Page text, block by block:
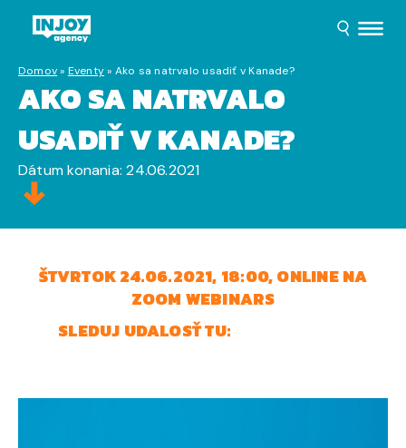
Domov» Eventy» Ako sa natrvalo usadiť v Kanade?
AKO SA NATRVALO
USADIŤ V KANADE?
Dátum konania: 24.06.2021
ŠTVRTOK 24.06.2021, 18:00, ONLINE NA
ZOOM WEBINARS
SLEDUJ UDALOSŤ TU: